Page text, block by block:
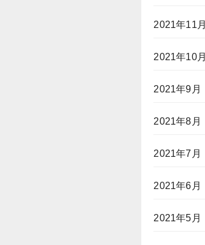
2021年11月
2021年10月
2021年9月
2021年8月
2021年7月
2021年6月
2021年5月